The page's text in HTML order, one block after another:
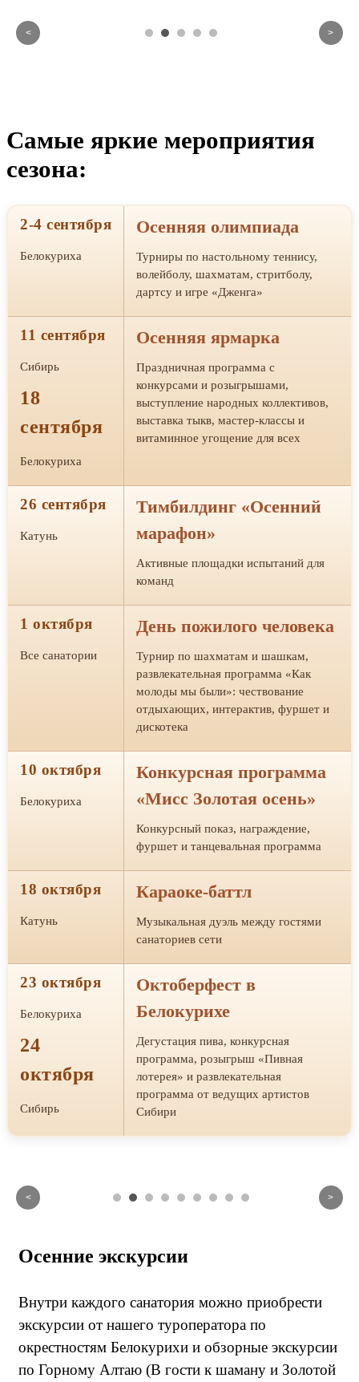
< >
Самые яркие мероприятия
сезона:
2-4 сентября
Белокуриха
Осенняя олимпиада
Турниры по настольному теннису,
волейболу, шахматам, стритболу,
дартсу и игре «Дженга»
11 сентября
Сибирь
18
сентября
Белокуриха
Осенняя ярмарка
Праздничная программа с
конкурсами и розыгрышами,
выступление народных коллективов,
выставка тыкв, мастер-классы и
витаминное угощение для всех
26 сентября
Катунь
Тимбилдинг «Осенний
марафон»
Активные площадки испытаний для
команд
1 октября
Все санатории
День пожилого человека
Турнир по шахматам и шашкам,
развлекательная программа «Как
молоды мы были»: чествование
отдыхающих, интерактив, фуршет и
дискотека
10 октября
Белокуриха
Конкурсная программа
«Мисс Золотая осень»
Конкурсный показ, награждение,
фуршет и танцевальная программа
18 октября
Катунь
Караоке-баттл
Музыкальная дуэль между гостями
санаториев сети
23 октября
Белокуриха
24
октября
Сибирь
Октоберфест в
Белокурихе
Дегустация пива, конкурсная
программа, розыгрыш «Пивная
лотерея» и развлекательная
программа от ведущих артистов
Сибири
< >
Осенние экскурсии
Внутри каждого санатория можно приобрести
экскурсии от нашего туроператора по
окрестностям Белокурихи и обзорные экскурсии
по Горному Алтаю (В гости к шаману и Золотой